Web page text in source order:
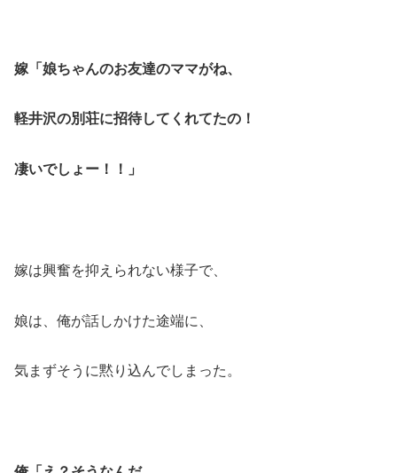
嫁「娘ちゃんのお友達のママがね、
軽井沢の別荘に招待してくれてたの！
凄いでしょー！！」
嫁は興奮を抑えられない様子で、
娘は、俺が話しかけた途端に、
気まずそうに黙り込んでしまった。